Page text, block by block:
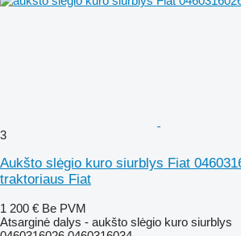
3
Aukšto slėgio kuro siurblys Fiat
traktoriaus Fiat
1 200 € Be PVM
Atsarginė dalys - aukšto slėgio kuro siurblys